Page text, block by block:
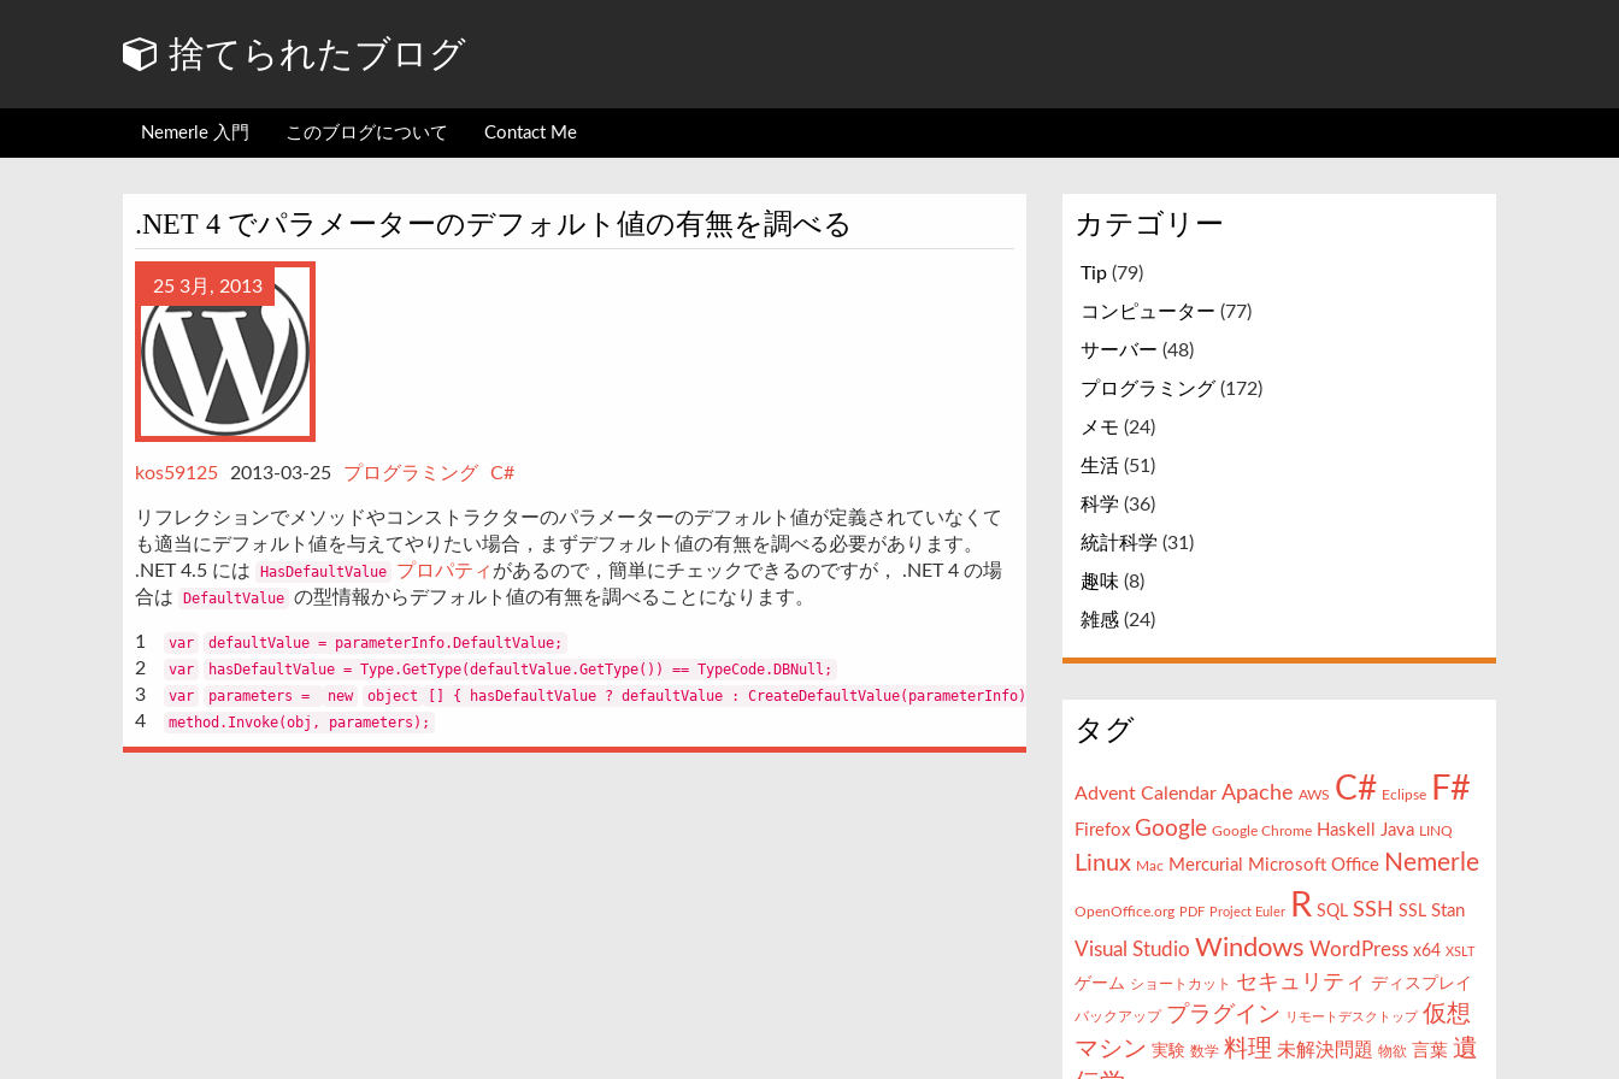
捨てられたブログ
Nemerle 入門 このブログについて Contact Me
.NET 4 でパラメーターのデフォルト値の有無を調べる
25 3月, 2013
kos59125 2013-03-25 プログラミング C#
リフレクションでメソッドやコンストラクターのパラメーターのデフォルト値が定義されていなくて
も適当にデフォルト値を与えてやりたい場合，まずデフォルト値の有無を調べる必要があります。
.NET 4.5 には
HasDefaultValue プロパティ があるので，簡単にチェックできるのですが， .NET 4 の場
合は
DefaultValue の型情報からデフォルト値の有無を調べることになります。
1
2
3
4
var
defaultValue = parameterInfo.DefaultValue;
var
hasDefaultValue = Type.GetType(defaultValue.GetType()) == TypeCode.DBNull;
var
parameters = new object
[] { hasDefaultValue ? defaultValue : CreateDefaultValue(parameterInfo) };
method.Invoke(obj, parameters);
カテゴリー
Tip (79)
コンピューター (77)
サーバー (48)
プログラミング (172)
メモ (24)
生活 (51)
科学 (36)
統計科学 (31)
趣味 (8)
雑感 (24)
タグ
Advent Calendar Apache AWS C# Eclipse F#
Firefox Google Google Chrome Haskell Java LINQ
Linux Mac Mercurial Microsoft Office Nemerle
OpenOffice.org PDF Project Euler R SQL SSH SSL Stan
Visual Studio Windows WordPress x64 XSLT
ゲーム ショートカット セキュリティ ディスプレイ
バックアップ プラグイン リモートデスクトップ 仮想
マシン 実験 数学 料理 未解決問題 物欲 言葉 遺